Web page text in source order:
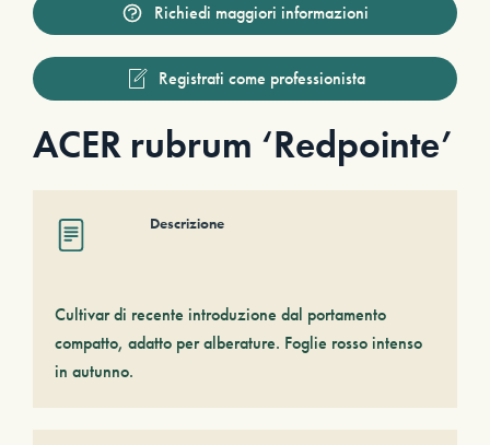
Richiedi maggiori informazioni
Registrati come professionista
ACER rubrum ‘Redpointe’
Descrizione
Cultivar di recente introduzione dal portamento
compatto, adatto per alberature. Foglie rosso intenso
in autunno.